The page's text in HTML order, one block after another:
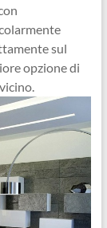
sul
opzione di